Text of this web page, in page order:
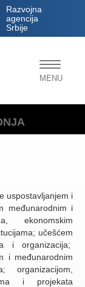
Razvojna
agencija
Srbije
;
Toggle
MENU
uspostavljanjem i
međunarodnim i
ekonomskim
učešćem
i organizacija;
i međunarodnim
organizacijom,
i projekata